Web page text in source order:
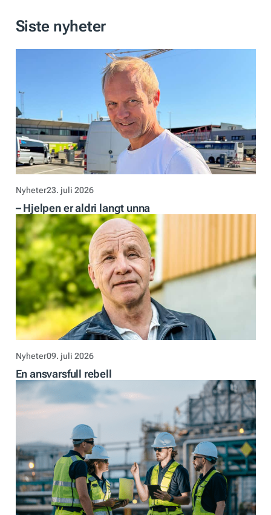
Siste nyheter
Nyheter23. juli 2026
– Hjelpen er aldri langt unna
Nyheter09. juli 2026
En ansvarsfull rebell